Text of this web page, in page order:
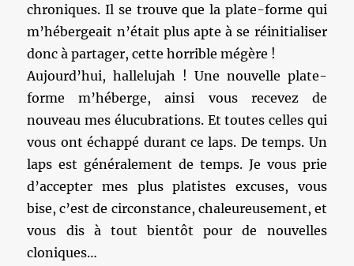
chroniques. Il se trouve que la plate-forme qui
m’hébergeait n’était plus apte à se réinitialiser
donc à partager, cette horrible mégère !
Aujourd’hui, hallelujah ! Une nouvelle plate-
forme m’héberge, ainsi vous recevez de
nouveau mes élucubrations. Et toutes celles qui
vous ont échappé durant ce laps. De temps. Un
laps est généralement de temps. Je vous prie
d’accepter mes plus platistes excuses, vous
bise, c’est de circonstance, chaleureusement, et
vous dis à tout bientôt pour de nouvelles
cloniques…